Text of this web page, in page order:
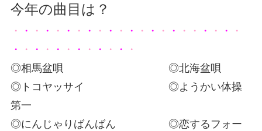
今年の曲目は？
・ ・ ・ ・ ・ ・ ・ ・ ・ ・ ・ ・ ・ ・ ・ ・ ・・ ・ ・ ・
・
・
・ ・ ・ ・ ・ ・ ・ ・ ・ ・
・
◎相馬盆唄 ◎北海盆唄
◎トコヤッサイ ◎ようかい体操
第一
◎にんじゃりばんばん ◎恋するフォー